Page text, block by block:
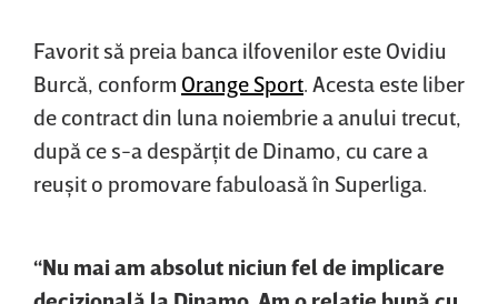
Favorit să preia banca ilfovenilor este Ovidiu
Burcă, conform Orange Sport. Acesta este liber
de contract din luna noiembrie a anului trecut,
după ce s-a despărţit de Dinamo, cu care a
reuşit o promovare fabuloasă în Superliga.
“Nu mai am absolut niciun fel de implicare